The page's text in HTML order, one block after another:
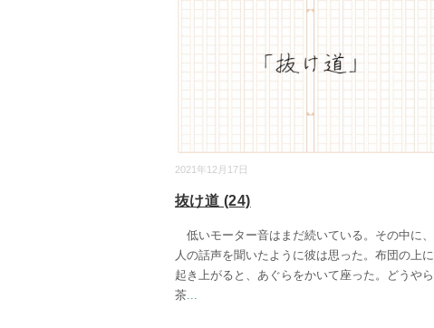
2021年12月17日
抜け道 (24)
低いモーター音はまだ続いている。その中に、
人の話声を聞いたように彼は思った。布団の上に
起き上がると、あぐらをかいて座った。どうやら
茶...